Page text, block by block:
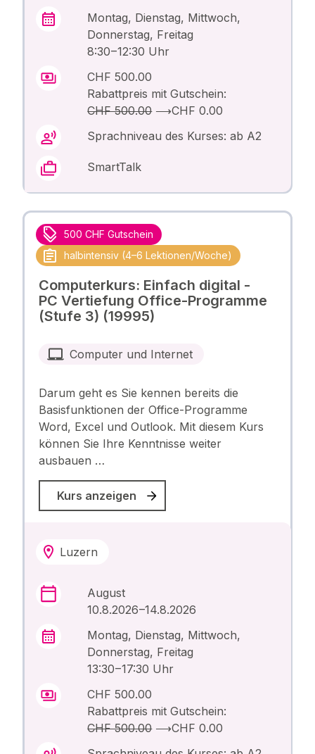
Montag, Dienstag, Mittwoch,
Donnerstag, Freitag
8:30 – 12:30 Uhr
CHF 500.00
Rabattpreis mit Gutschein:
CHF 500.00⟶CHF 0.00
Sprachniveau des Kurses: ab A2
SmartTalk
500 CHF Gutschein
halbintensiv (4–6 Lektionen/Woche)
Computerkurs: Einfach digital -
PC Vertiefung Office-Programme
(Stufe 3) (19995)
Computer und Internet
Darum geht es Sie kennen bereits die
Basisfunktionen der Office-Programme
Word, Excel und Outlook. Mit diesem Kurs
können Sie Ihre Kenntnisse weiter
ausbauen …
Kurs anzeigen
Luzern
August
10.8.2026 –14.8.2026
Montag, Dienstag, Mittwoch,
Donnerstag, Freitag
13:30 – 17:30 Uhr
CHF 500.00
Rabattpreis mit Gutschein:
CHF 500.00⟶CHF 0.00